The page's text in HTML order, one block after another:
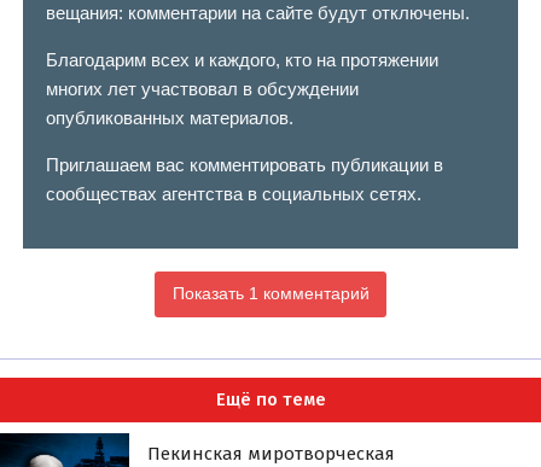
вещания: комментарии на сайте будут отключены.
Благодарим всех и каждого, кто на протяжении
многих лет участвовал в обсуждении
опубликованных материалов.
Приглашаем вас комментировать публикации в
сообществах агентства в социальных сетях.
Показать 1 комментарий
Ещё по теме
Пекинская миротворческая